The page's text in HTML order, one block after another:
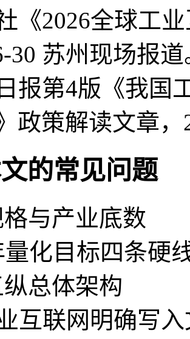
《2026全球工
30 苏州现场报道
报第4版《我国
政策解读文章，
的常见问题
与产业底数
量化目标四条硬
总体架构
互联网明确写